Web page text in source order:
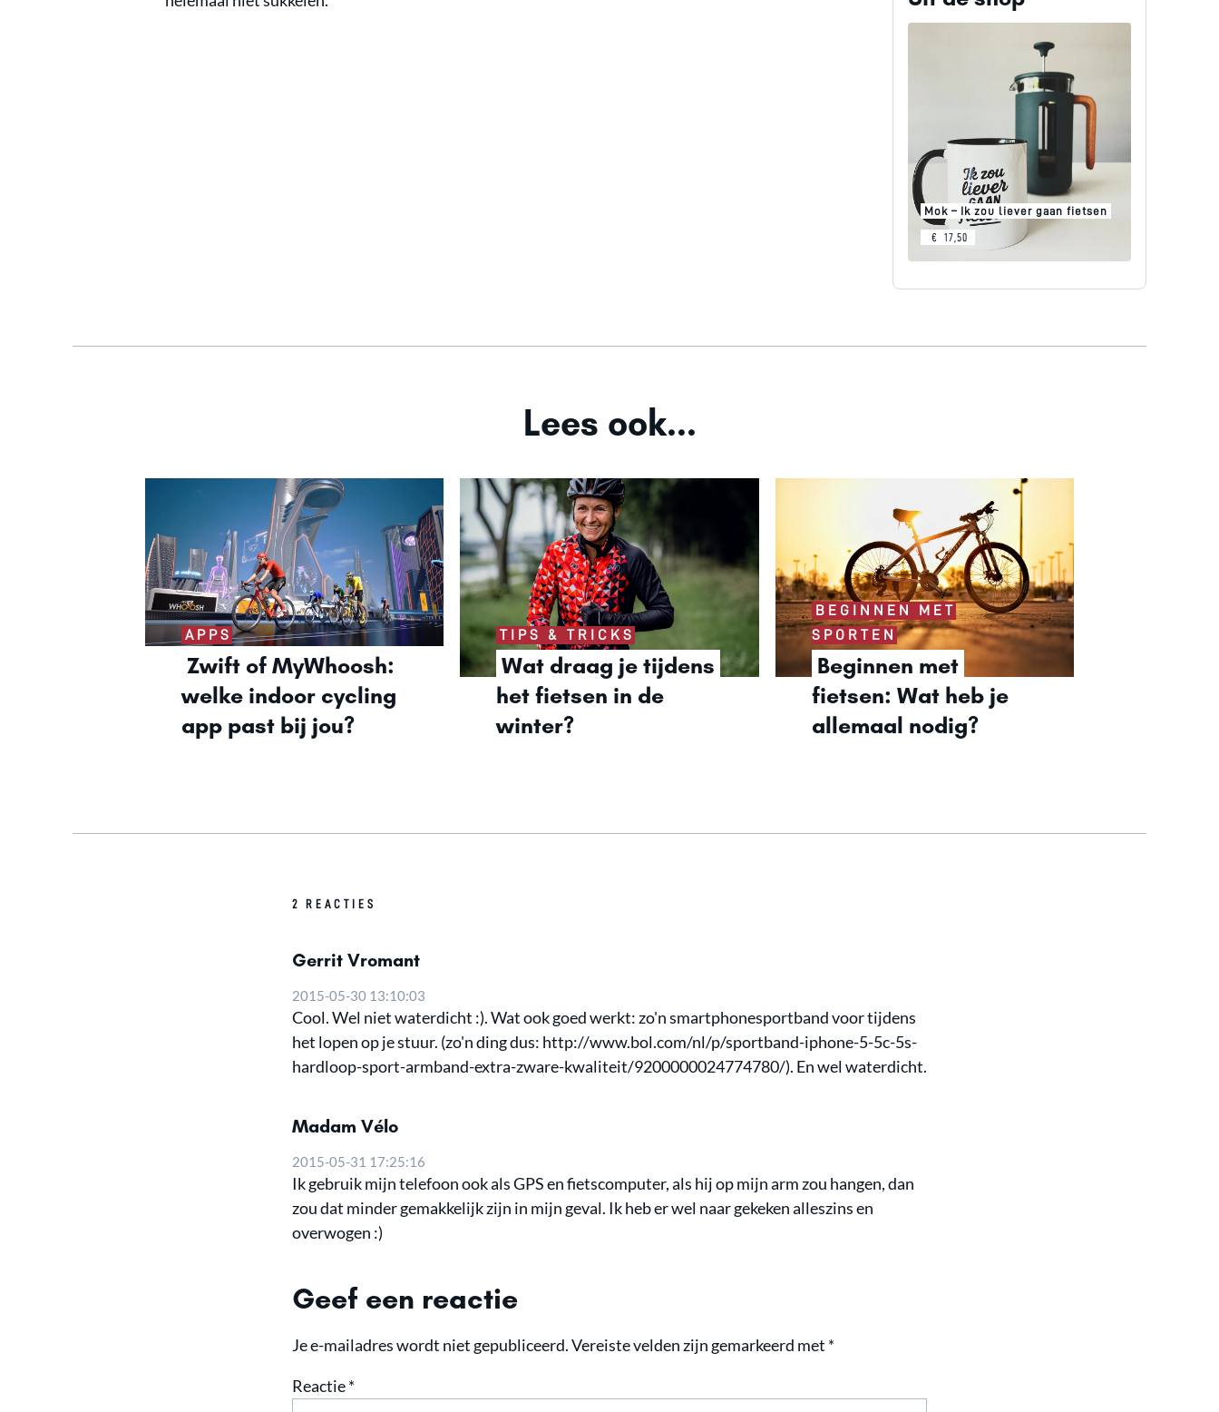
Mok – Ik zou liever gaan fietsen
€ 17,50
Lees ook...
APPS
Zwift of MyWhoosh:
welke indoor cycling
app past bij jou?
TIPS & TRICKS
Wat draag je tijdens
het fietsen in de
winter?
BEGINNEN MET
SPORTEN
Beginnen met
fietsen: Wat heb je
allemaal nodig?
2 REACTIES
Gerrit Vromant
2015-05-30 13:10:03
Cool. Wel niet waterdicht :). Wat ook goed werkt: zo'n smartphonesportband voor tijdens
het lopen op je stuur. (zo'n ding dus: http://www.bol.com/nl/p/sportband-iphone-5-5c-5s-
hardloop-sport-armband-extra-zware-kwaliteit/9200000024774780/). En wel waterdicht.
Madam Vélo
2015-05-31 17:25:16
Ik gebruik mijn telefoon ook als GPS en fietscomputer, als hij op mijn arm zou hangen, dan
zou dat minder gemakkelijk zijn in mijn geval. Ik heb er wel naar gekeken alleszins en
overwogen :)
Geef een reactie
Je e-mailadres wordt niet gepubliceerd.Vereiste velden zijn gemarkeerd met *
Reactie*